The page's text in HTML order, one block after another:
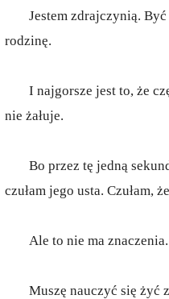
Jestem zdrajczynią. Być
rodzinę.
I najgorsze jest to, że
nie żałuje.
Bo przez tę jedną
czułam jego usta. Czułam,
Ale to nie ma znaczenia.
Muszę nauczyć się żyć